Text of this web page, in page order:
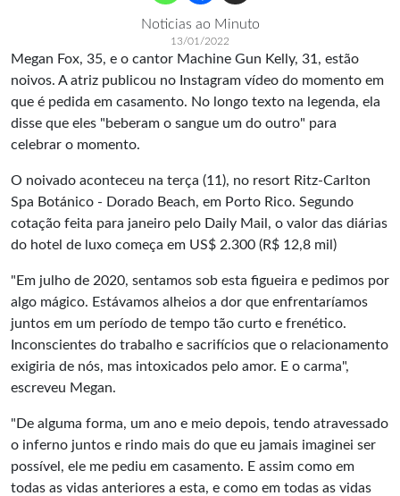
Noticias ao Minuto
13/01/2022
Megan Fox, 35, e o cantor Machine Gun Kelly, 31, estão
noivos. A atriz publicou no Instagram vídeo do momento em
que é pedida em casamento. No longo texto na legenda, ela
disse que eles "beberam o sangue um do outro" para
celebrar o momento.
O noivado aconteceu na terça (11), no resort Ritz-Carlton
Spa Botánico - Dorado Beach, em Porto Rico. Segundo
cotação feita para janeiro pelo Daily Mail, o valor das diárias
do hotel de luxo começa em US$ 2.300 (R$ 12,8 mil)
"Em julho de 2020, sentamos sob esta figueira e pedimos por
algo mágico. Estávamos alheios a dor que enfrentaríamos
juntos em um período de tempo tão curto e frenético.
Inconscientes do trabalho e sacrifícios que o relacionamento
exigiria de nós, mas intoxicados pelo amor. E o carma",
escreveu Megan.
"De alguma forma, um ano e meio depois, tendo atravessado
o inferno juntos e rindo mais do que eu jamais imaginei ser
possível, ele me pediu em casamento. E assim como em
todas as vidas anteriores a esta, e como em todas as vidas